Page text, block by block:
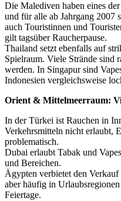
Die Malediven haben eines
und für alle ab Jahrgang 2007
auch Touristinnen und
gilt tagsüber Raucherpause.
Thailand setzt ebenfalls auf
Spielraum. Viele Strände sind
werden. In Singapur sind
Indonesien vergleichsweise
Orient & Mittelmeerraum:
In der Türkei ist Rauchen in
Verkehrsmitteln nicht erlaubt,
problematisch.
Dubai erlaubt Tabak und
und Bereichen.
Ägypten verbietet den
aber häufig in
Feiertage.